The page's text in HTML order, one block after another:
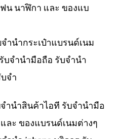
น นาฬิกา และ ของแบ
ำนำกระเป๋าแบรนด์เนม
บจำนำมือถือ รับจำนำ
จำ
ำนำสินค้าไอที รับจำนำมือ
ละ ของแบรนด์เนมต่างๆ